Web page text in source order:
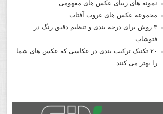
نمونه های زیبای عکس های مفهومی
مجموعه عکس های غروب آفتاب
۳ روش برای درجه بندی و تنظیم دقیق رنگ در
فتوشاپ
۲۰ تکنیک ترکیب بندی در عکاسی که عکس های شما
را بهتر می کنند